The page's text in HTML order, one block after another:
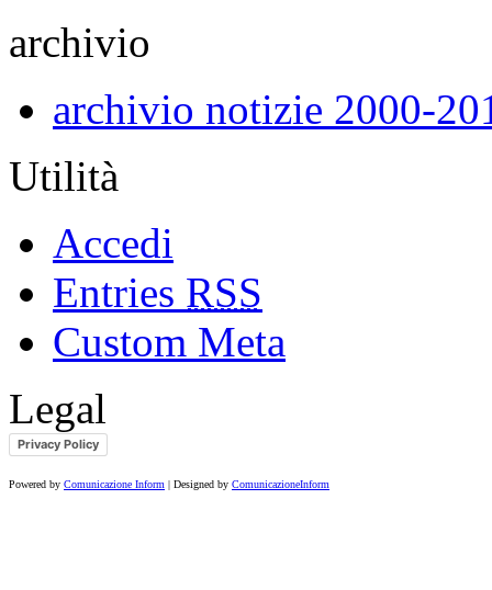
archivio
archivio notizie 2000-
Utilità
Accedi
Entries RSS
Custom Meta
Legal
Privacy Policy
Powered by Comunicazione Inform | Designed by ComunicazioneInform